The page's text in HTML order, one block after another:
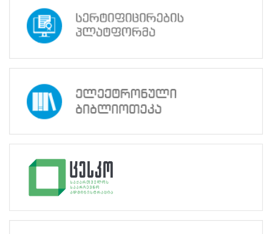
არჩევნები,
ცესკოს
დღიური
სასწავლო
პროექტები
ინფორმაცია
საგრანტო
კონკურსის
07.02.2013
ინფორმაცია